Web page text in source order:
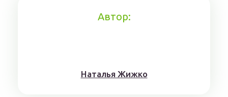
Автор:
Нaтaлья Жижкo